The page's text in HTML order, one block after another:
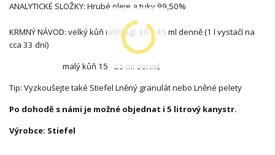
ANALYTICKÉ SLOŽKY: Hrubé oleje a tuky 99,50%
KRMNÝ NÁVOD: velký kůň (600 kg): 30 – 45 ml denně (1 l vystačí na
cca 33 dní)
malý kůň 15 - 25 ml denně
Tip: Vyzkoušejte také Stiefel Lněný granulát nebo Lněné pelety
Po dohodě s námi je možné objednat i 5 litrový kanystr.
Výrobce: Stiefel